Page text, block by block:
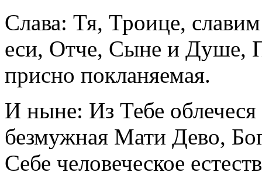
Слава: Тя, Троице,
еси, Отче, Сыне и Душе,
присно покланяемая.
И ныне: Из Тебе
безмужная Мати Дево,
Себе человеческое